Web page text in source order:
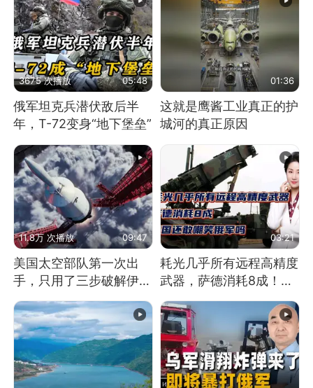
3675 次播放 05:48
俄军坦克兵潜伏敌后半
年，T-72变身“地下堡垒”
01:36
这就是鹰酱工业真正的护
城河的真正原因
11.8万 次播放 09:47
美国太空部队第一次出
手，只用了三步破解伊朗
防空
03:21
耗光几乎所有远程高精度
武器，萨德消耗8成！美
国还敢嘲笑俄军吗